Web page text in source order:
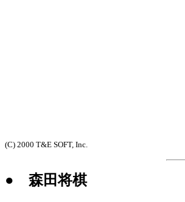
(C) 2000 T&E SOFT, Inc.
● 森田将棋